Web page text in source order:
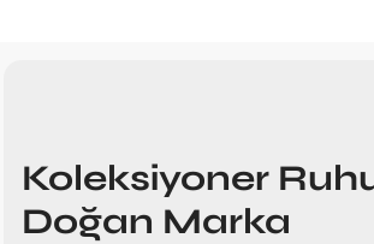
Koleksiyoner
Doğan Marka